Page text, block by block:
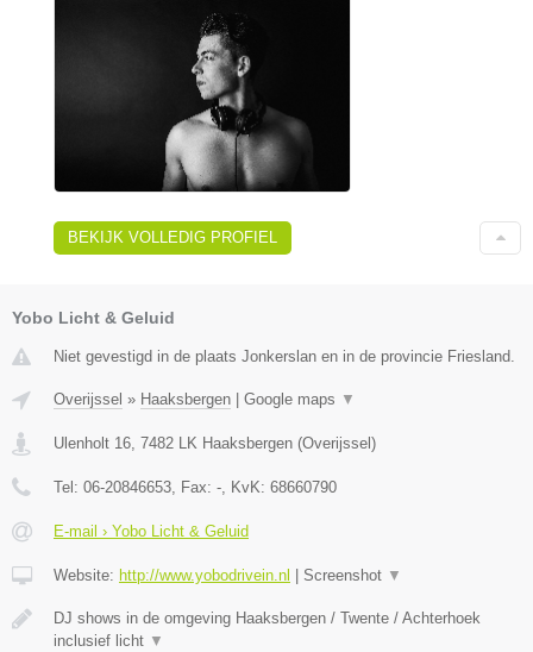
BEKIJK VOLLEDIG PROFIEL
Yobo Licht & Geluid
Niet gevestigd in de plaats Jonkerslan en in de provincie Friesland.
Overijssel » Haaksbergen Google maps ▼
Ulenholt 16, 7482 LK Haaksbergen (Overijssel )
Tel: 06-20846653, Fax: -, KvK: 68660790
E-mail › Yobo Licht & Geluid
Website: http://www.yobodrivein.nl Screenshot ▼
DJ shows in de omgeving Haaksbergen / Twente / Achterhoek
inclusief licht ▼